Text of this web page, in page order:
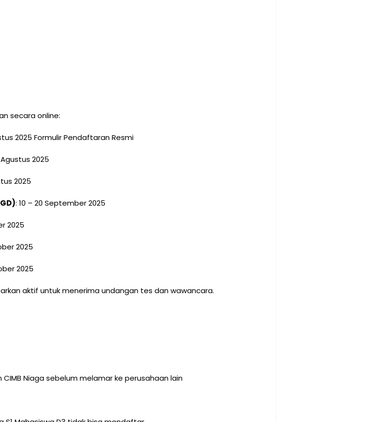
secara online:
2025 Formulir Pendaftaran Resmi
Agustus 2025
2025
: 10 – 20 September 2025
2025
2025
2025
aktif untuk menerima undangan tes dan wawancara.
Niaga sebelum melamar ke perusahaan lain